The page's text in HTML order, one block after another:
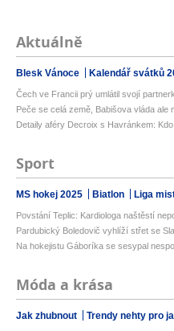
Aktuálně
Blesk Vánoce Kalendář svátků
Čech ve Francii prý umlátil svojí
Peče se celá země, Babišova vláda ale
Detaily aféry Decroix s Havránkem:
Sport
MS hokej 2025 Biatlon Liga
Povstání Teplic: Kardiologa naštěstí
Pardubický Boledovič vyhlíží střet se
Na hokejistu Gáboríka se sesypal
Móda a krása
Jak zhubnout Trendy nehty pro